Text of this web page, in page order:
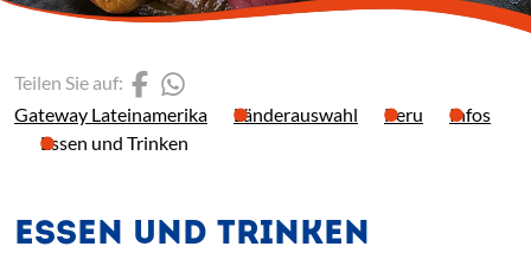
Gateway Lateinamerika Länderauswahl Peru
Infos
Essen und Trinken
Teilen Sie auf: (Link öffnet einen neuen
ESSEN UND TRINKEN